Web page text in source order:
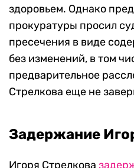
здоровьем. Однако
прокуратуры просил
пресечения в виде
без изменений, в том
предварительное
Стрелкова еще не
Задержание
Игоря Стрелкова